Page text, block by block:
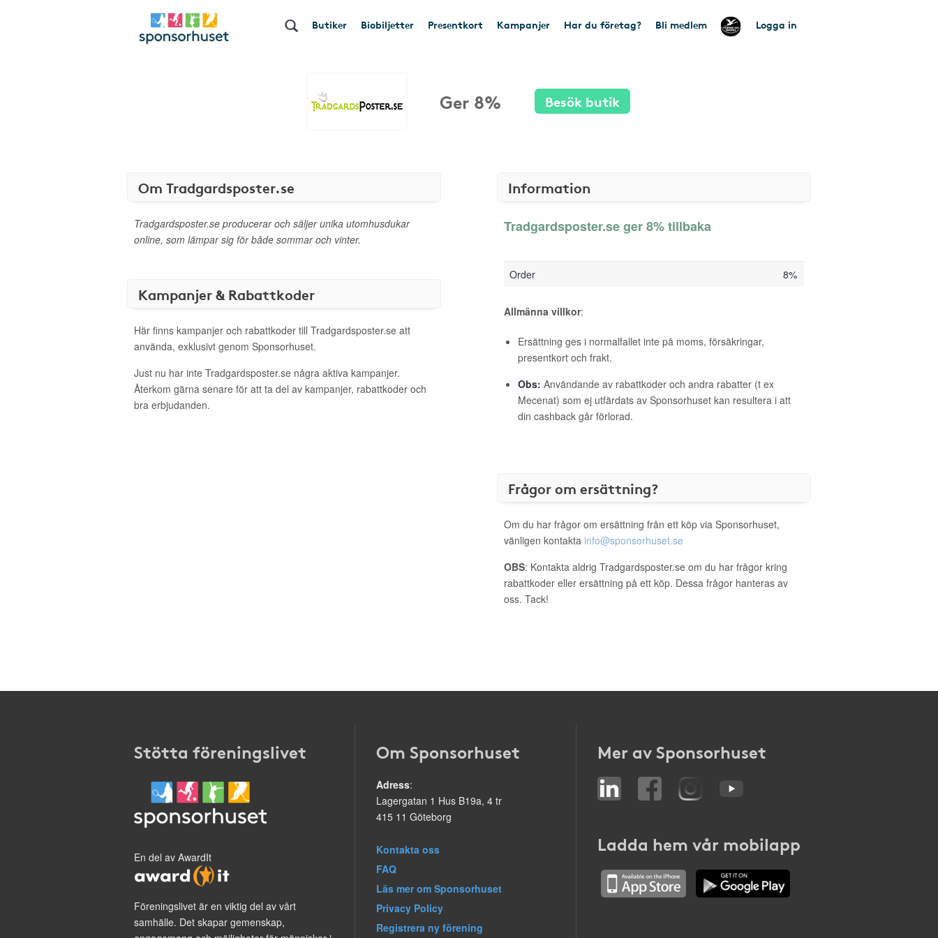
Butiker Biobiljetter Presentkort Kampanjer Har du företag? Bli medlem Logga in
Ger 8% Besök butik
Om Tradgardsposter.se
Tradgardsposter.se producerar och säljer unika utomhusdukar
online, som lämpar sig för både sommar och vinter.
Kampanjer & Rabattkoder
Här finns kampanjer och rabattkoder till Tradgardsposter.se att
använda, exklusivt genom Sponsorhuset.
Just nu har inte Tradgardsposter.se några aktiva kampanjer.
Återkom gärna senare för att ta del av kampanjer, rabattkoder och
bra erbjudanden.
Information
Tradgardsposter.se ger 8% tillbaka
Order 8%
Allmänna villkor:
Ersättning ges i normalfallet inte på moms, försäkringar,
presentkort och frakt.
Obs: Användande av rabattkoder och andra rabatter (t ex
Mecenat) som ej utfärdats av Sponsorhuset kan resultera i att
din cashback går förlorad.
Frågor om ersättning?
Om du har frågor om ersättning från ett köp via Sponsorhuset,
vänligen kontakta info@sponsorhuset.se
OBS: Kontakta aldrig Tradgardsposter.se om du har frågor kring
rabattkoder eller ersättning på ett köp. Dessa frågor hanteras av
oss. Tack!
Stötta föreningslivet
En del av AwardIt
Föreningslivet är en viktig del av vårt
samhälle. Det skapar gemenskap,
Om Sponsorhuset
Adress:
Lagergatan 1 Hus B19a, 4 tr
415 11 Göteborg
Kontakta oss
FAQ
Läs mer om Sponsorhuset
Privacy Policy
Registrera ny förening
Mer av Sponsorhuset
Ladda hem vår mobilapp